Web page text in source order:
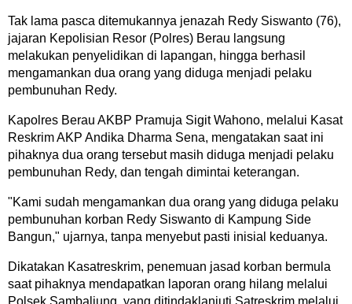
Tak lama pasca ditemukannya jenazah Redy Siswanto (76),
jajaran Kepolisian Resor (Polres) Berau langsung
melakukan penyelidikan di lapangan, hingga berhasil
mengamankan dua orang yang diduga menjadi pelaku
pembunuhan Redy.
Kapolres Berau AKBP Pramuja Sigit Wahono, melalui Kasat
Reskrim AKP Andika Dharma Sena, mengatakan saat ini
pihaknya dua orang tersebut masih diduga menjadi pelaku
pembunuhan Redy, dan tengah dimintai keterangan.
"Kami sudah mengamankan dua orang yang diduga pelaku
pembunuhan korban Redy Siswanto di Kampung Side
Bangun," ujarnya, tanpa menyebut pasti inisial keduanya.
Dikatakan Kasatreskrim, penemuan jasad korban bermula
saat pihaknya mendapatkan laporan orang hilang melalui
Polsek Sambaliung, yang ditindaklanjuti Satreskrim melalui